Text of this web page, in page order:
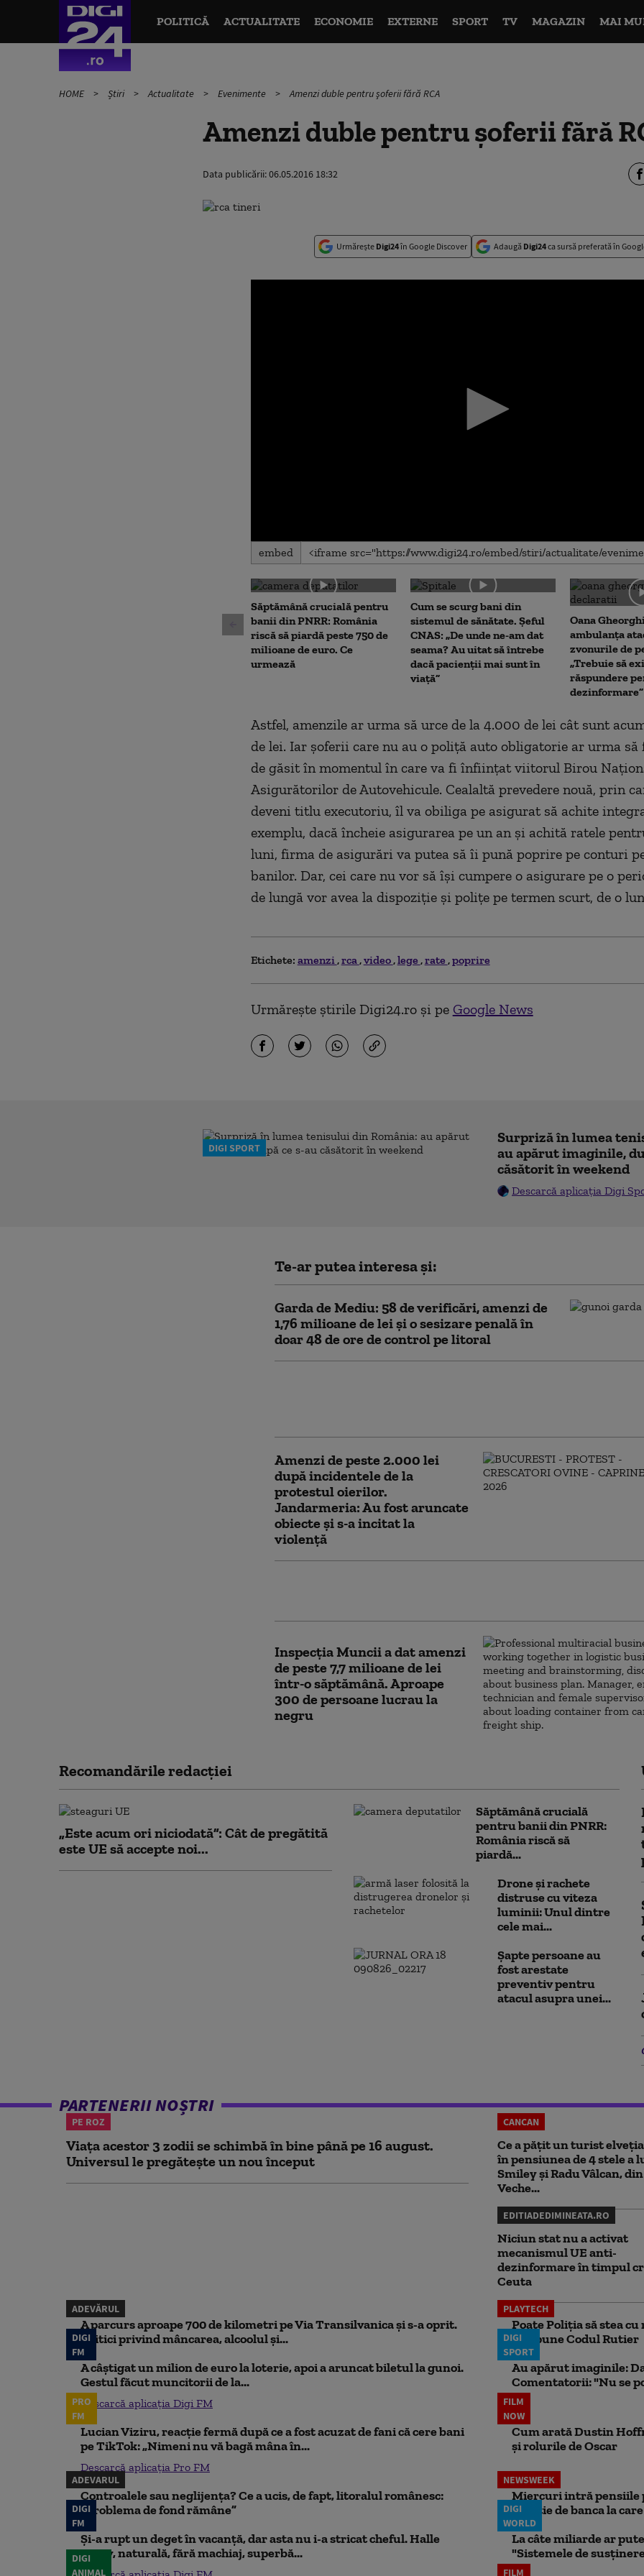
POLITICĂ ACTUALITATE ECONOMIE EXTERNE SPORT TV MAGAZIN MAI
HOME Știri Actualitate Evenimente Amenzi duble pentru şoferii fără RCA
Amenzi duble pentru şoferii fără
Data publicării:06.05.2016 18:32
Urmărește Digi24în Google Discover Adaugă Digi24ca sursă preferată în
0
seconds
0
secondsVolume
90%
embed
Săptămână crucială pentru
banii din PNRR: România
riscă să piardă peste 750 de
milioane de euro. Ce
urmează
Cum se scurg bani din
sistemul de sănătate. Șeful
CNAS: „De unde ne-am dat
seama? Au uitat să întrebe
dacă pacienții mai sunt în
viață”
Oana
ambulanța
zvonurile de
„Trebuie să
răspundere
dezinformare”
Astfel, amenzile ar urma să urce de la 4.000 de lei cât sunt
de lei. Iar şoferii care nu au o poliţă auto obligatorie ar urma să
de găsit în momentul în care va fi înfiinţat viitorul Birou
Asigurătorilor de Autovehicule. Cealaltă prevedere nouă, prin
deveni titlu executoriu, îl va obiliga pe asigurat să achite
exemplu, dacă încheie asigurarea pe un an şi achită ratele
luni, firma de asigurări va putea să îi pună poprire pe conturi
banilor. Dar, cei care nu vor să îşi cumpere o asigurare pe o
de lungă vor avea la dispoziţie şi poliţe pe termen scurt, de o
Etichete: amenzi rca video lege rate poprire
Urmărește știrile Digi24.ro și pe Google News
DIGI SPORT
Surpriză în lumea
au apărut imaginile,
căsătorit în weekend
Descarcă aplicația Digi
Te-ar putea interesa și:
Garda de Mediu: 58 de verificări, amenzi de
1,76 milioane de lei şi o sesizare penală în
doar 48 de ore de control pe litoral
Amenzi de peste 2.000 lei
după incidentele de la
protestul oierilor.
Jandarmeria: Au fost aruncate
obiecte și s-a incitat la
violență
Inspecția Muncii a dat amenzi
de peste 7,7 milioane de lei
într-o săptămână. Aproape
300 de persoane lucrau la
negru
Recomandările redacţiei
„Este acum ori niciodată”: Cât de pregătită
este UE să accepte noi...
Săptămână crucială
pentru banii din PNRR:
România riscă să
piardă...
Drone și rachete
distruse cu viteza
luminii: Unul dintre
cele mai...
Șapte persoane au
fost arestate
preventiv pentru
atacul asupra unei...
PARTENERII NOȘTRI
PE ROZ
Viața acestor 3 zodii se schimbă în bine până pe 16 august.
Universul le pregătește un nou început
CANCAN
Ce a pățit un turist
în pensiunea de 4 stele a
Smiley și Radu Vâlcan,
Veche...
EDITIADEDIMINEATA.RO
Niciun stat nu a activat
mecanismul UE anti-
dezinformare în timpul
Ceuta
ADEVĂRUL
A parcurs aproape 700 de kilometri pe Via Transilvanica și s-a oprit.
Critici privind mâncarea, alcoolul și...
PLAYTECH
Poate Poliția să stea
Ce spune Codul Rutier
DIGI
FM
A câștigat un milion de euro la loterie, apoi a aruncat biletul la gunoi.
Gestul făcut muncitorii de la...
Descarcă aplicația Digi FM
DIGI
SPORT
Au apărut imaginile:
Comentatorii: "Nu se
PRO
FM
Lucian Viziru, reacție fermă după ce a fost acuzat de fani că cere bani
pe TikTok: „Nimeni nu vă bagă mâna în...
Descarcă aplicația Pro FM
FILM
NOW
Cum arată Dustin
și rolurile de Oscar
ADEVARUL
Controalele sau neglijența? Ce a ucis, de fapt, litoralul românesc:
„Problema de fond rămâne”
NEWSWEEK
Miercuri intră pensiile
funcție de banca la
DIGI
FM
Și-a rupt un deget în vacanță, dar asta nu i-a stricat cheful. Halle
Berry, naturală, fără machiaj, superbă...
DIGI
WORLD
La câte miliarde ar
"Sistemele de
DIGI
ANIMAL
FILM